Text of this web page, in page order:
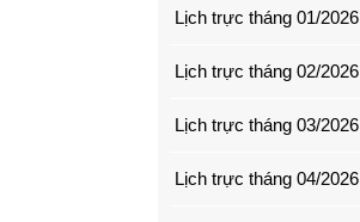
Lịch trực tháng 01/2026
Lịch trực tháng 02/2026
Lịch trực tháng 03/2026
Lịch trực tháng 04/2026